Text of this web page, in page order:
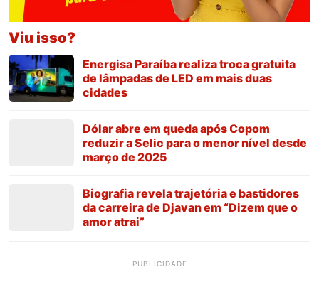
Viu isso?
Energisa Paraíba realiza troca gratuita
de lâmpadas de LED em mais duas
cidades
Dólar abre em queda após Copom
reduzir a Selic para o menor nível desde
março de 2025
Biografia revela trajetória e bastidores
da carreira de Djavan em “Dizem que o
amor atrai”
PUBLICIDADE